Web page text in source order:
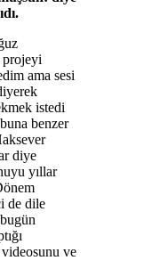
projeyi
ama sesi
istedi
benzer
diye
yıllar
de dile
ve